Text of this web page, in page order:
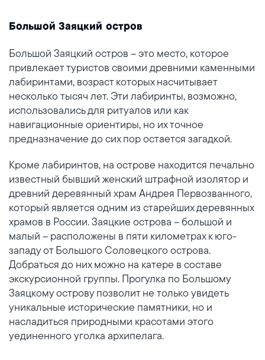
Большой Заяцкий остров
Большой Заяцкий остров – это место, которое
привлекает туристов своими древними каменными
лабиринтами, возраст которых насчитывает
несколько тысяч лет. Эти лабиринты, возможно,
использовались для ритуалов или как
навигационные ориентиры, но их точное
предназначение до сих пор остается загадкой.
Кроме лабиринтов, на острове находится печально
известный бывший женский штрафной изолятор и
древний деревянный храм Андрея Первозванного,
который является одним из старейших деревянных
храмов в России. Заяцкие острова – большой и
малый – расположены в пяти километрах к юго-
западу от Большого Соловецкого острова.
Добраться до них можно на катере в составе
экскурсионной группы. Прогулка по Большому
Заяцкому острову позволит не только увидеть
уникальные исторические памятники, но и
насладиться природными красотами этого
уединенного уголка архипелага.